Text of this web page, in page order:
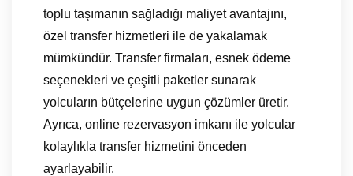
toplu taşımanın sağladığı maliyet avantajını,
özel transfer hizmetleri ile de yakalamak
mümkündür. Transfer firmaları, esnek ödeme
seçenekleri ve çeşitli paketler sunarak
yolcuların bütçelerine uygun çözümler üretir.
Ayrıca, online rezervasyon imkanı ile yolcular
kolaylıkla transfer hizmetini önceden
ayarlayabilir.